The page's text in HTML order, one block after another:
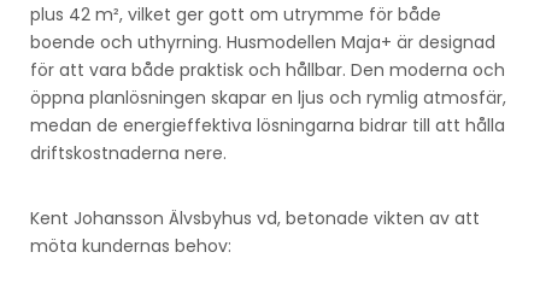
plus 42 m², vilket ger gott om utrymme för både
boende och uthyrning. Husmodellen Maja+ är designad
för att vara både praktisk och hållbar. Den moderna och
öppna planlösningen skapar en ljus och rymlig atmosfär,
medan de energieffektiva lösningarna bidrar till att hålla
driftskostnaderna nere.
Kent Johansson Älvsbyhus vd, betonade vikten av att
möta kundernas behov: